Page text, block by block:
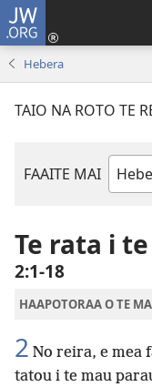
JW.ORG
Hebera
TAIO NA ROTO TE
FAAITE MAI
Buka
te
Bibilia
Te rata i
2:1-18
HAAPOTORAA O TE
2 No reira, e mea
tatou i te mau